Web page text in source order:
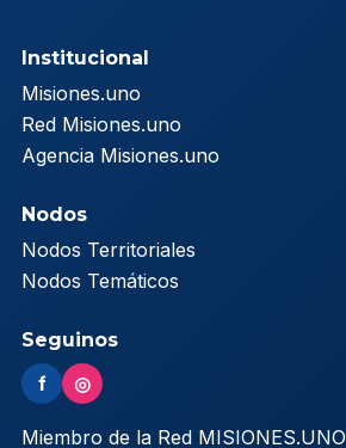
Institucional
Misiones.uno
Red Misiones.uno
Agencia Misiones.uno
Nodos
Nodos Territoriales
Nodos Temáticos
Seguinos
f ◎
Miembro de la Red MISIONES.UNO